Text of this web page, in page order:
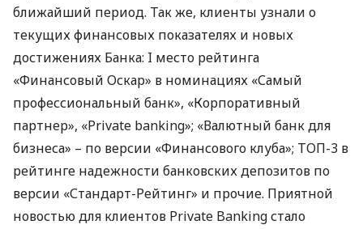
ближайший период. Так же, клиенты узнали о
текущих финансовых показателях и новых
достижениях Банка: I место рейтинга
«Финансовый Оскар» в номинациях «Самый
профессиональный банк», «Корпоративный
партнер», «Private banking»; «Валютный банк для
бизнеса» – по версии «Финансового клуба»; ТОП-3 в
рейтинге надежности банковских депозитов по
версии «Стандарт-Рейтинг» и прочие. Приятной
новостью для клиентов Private Banking стало